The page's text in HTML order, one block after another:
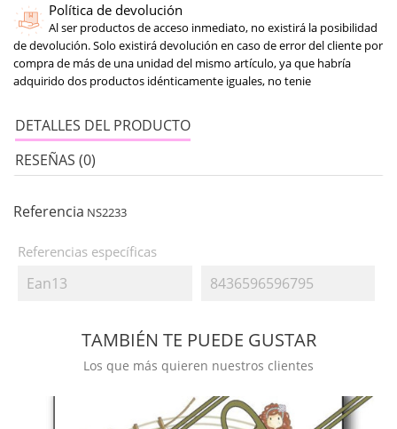
Política de devolución
Al ser productos de acceso inmediato, no existirá la posibilidad
de devolución. Solo existirá devolución en caso de error del cliente por
compra de más de una unidad del mismo artículo, ya que habría
adquirido dos productos idénticamente iguales, no tenie
DETALLES DEL PRODUCTO
RESEÑAS (0)
Referencia NS2233
Referencias específicas
Ean13 8436596596795
TAMBIÉN TE PUEDE GUSTAR
Los que más quieren nuestros clientes